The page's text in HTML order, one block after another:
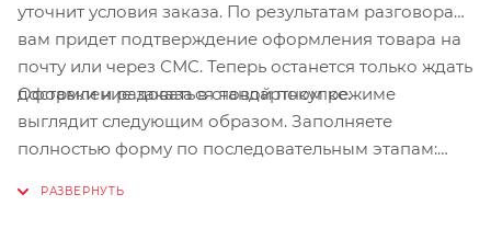
уточнит условия заказа. По результатам разговора
вам придет подтверждение оформления товара на
почту или через СМС. Теперь останется только ждать
доставки и радоваться новой покупке.
Оформление заказа в стандартном режиме
выглядит следующим образом. Заполняете
полностью форму по последовательным этапам: